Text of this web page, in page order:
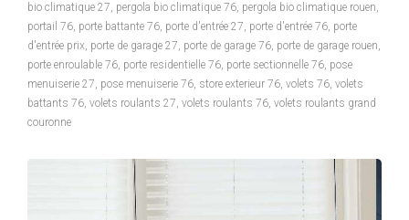
bio climatique 27, pergola bio climatique 76, pergola bio climatique rouen,
portail 76, porte battante 76, porte d'entrée 27, porte d'entrée 76, porte
d'entrée prix, porte de garage 27, porte de garage 76, porte de garage rouen,
porte enroulable 76, porte residentielle 76, porte sectionnelle 76, pose
menuiserie 27, pose menuiserie 76, store exterieur 76, volets 76, volets
battants 76, volets roulants 27, volets roulants 76, volets roulants grand
couronne